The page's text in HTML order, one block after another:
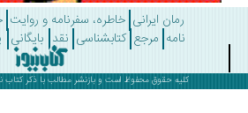
رمان ایرانی خاطره، سفرنامه و روایت جامعه
مرجع کتابشناسی نقد بایگانی پیگیری
کلیه حقوق محفوظ است و بازنشر مطالب با ذکرکتاب نیوز و درج